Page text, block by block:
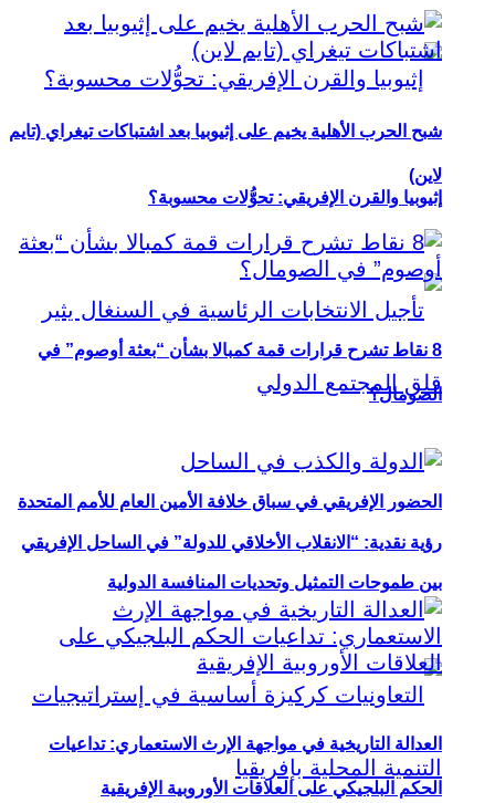
إثيوبيا والقرن الإفريقي: تحوُّلات محسوبة؟
الحضور الإفريقي في سباق خلافة الأمين العام للأمم المتحدة
بين طموحات التمثيل وتحديات المنافسة الدولية
شبح الحرب الأهلية يخيم على إثيوبيا بعد اشتباكات تيغراي (تايم
لاين)
8 نقاط تشرح قرارات قمة كمبالا بشأن “بعثة أوصوم” في
الصومال؟
رؤية نقدية: “الانقلاب الأخلاقي للدولة” في الساحل الإفريقي
العدالة التاريخية في مواجهة الإرث الاستعماري: تداعيات
الحكم البلجيكي على العلاقات الأوروبية الإفريقية